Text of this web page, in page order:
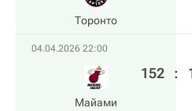
Торонто
04.04.2026 22:00
Майами
152 :